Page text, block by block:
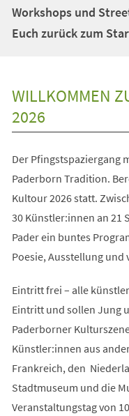
Workshops und
Euch zurück zum
WILLKOMMEN
2026
Der Pfingstspaziergang
Paderborn Tradition.
Kultour 2026 statt.
30 Künstler:innen an 21
Pader ein buntes
Poesie, Ausstellung und
Eintritt frei – alle
Eintritt und sollen Jung
Paderborner
Künstler:innen aus
Frankreich, den
Stadtmuseum und die
Veranstaltungstag von